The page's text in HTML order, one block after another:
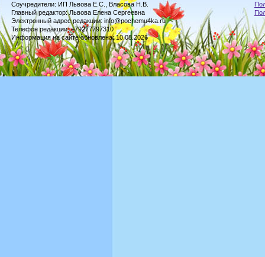
Соучредители: ИП Львова Е.С., Власова Н.В.
Главный редактор: Львова Елена Сергеевна
Электронный адрес редакции: info@pochemu4ka.ru
Телефон редакции: +79277797310
Информация на сайте обновлена: 10.08.2026